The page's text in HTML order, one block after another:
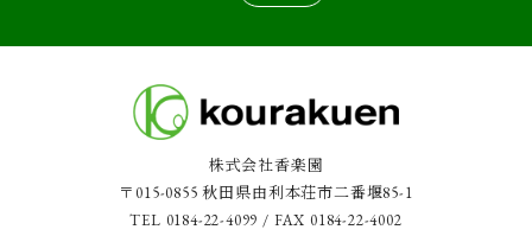
株式会社香楽園
〒015-0855 秋田県由利本荘市二番堰85-1
TEL 0184-22-4099 / FAX 0184-22-4002